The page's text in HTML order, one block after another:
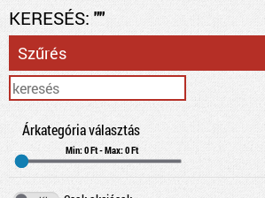
KERESÉS: ""
Szűrés
Árkategória választás
Min: 0 Ft - Max: 0 Ft